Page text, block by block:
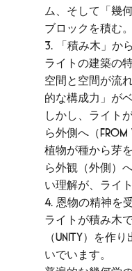
ム、そして「幾
ブロックを積む
3. 「積み木」か
ライトの建築の
空間と空間が流
的な構成力」が
しかし、ライト
ら外側へ（
植物が種から芽
ら外観（外側）
い理解が、ライ
4. 恩物の精神を
ライトが積み木
（Unity）を作
いでいます。